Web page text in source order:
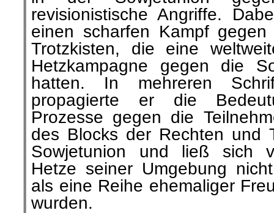
revisionistische Angriffe.
einen scharfen Kampf gegen
Trotzkisten, die eine
Hetzkampagne gegen die
hatten. In mehreren
propagierte er die
Prozesse gegen die
des Blocks der Rechten und
Sowjetunion und ließ sich
Hetze seiner Umgebung
als eine Reihe ehemaliger
wurden.